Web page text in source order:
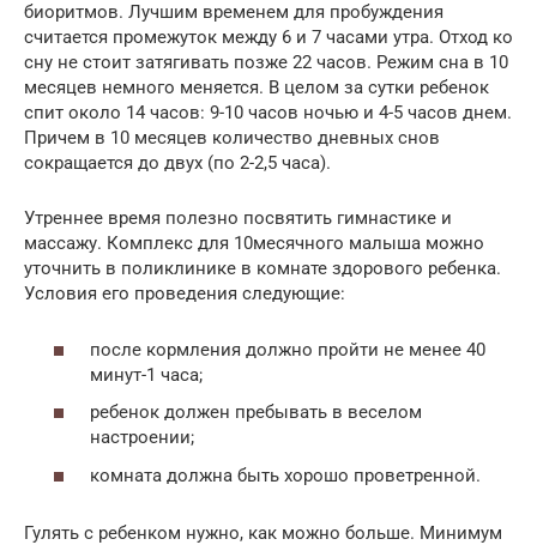
биоритмов. Лучшим временем для пробуждения
считается промежуток между 6 и 7 часами утра. Отход ко
сну не стоит затягивать позже 22 часов. Режим сна в 10
месяцев немного меняется. В целом за сутки ребенок
спит около 14 часов: 9-10 часов ночью и 4-5 часов днем.
Причем в 10 месяцев количество дневных снов
сокращается до двух (по 2-2,5 часа).
Утреннее время полезно посвятить гимнастике и
массажу. Комплекс для 10месячного малыша можно
уточнить в поликлинике в комнате здорового ребенка.
Условия его проведения следующие:
после кормления должно пройти не менее 40
минут-1 часа;
ребенок должен пребывать в веселом
настроении;
комната должна быть хорошо проветренной.
Гулять с ребенком нужно, как можно больше. Минимум